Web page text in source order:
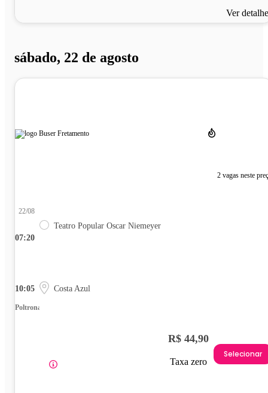
Ver
sábado, 22 de agosto
2 vagas neste
07:20
22/08
Teatro Popular Oscar Niemeyer
10:05 Costa Azul
Poltrona
R$ 44,90
Taxa zero
Selecionar